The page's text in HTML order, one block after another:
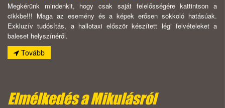
Megkérünk mindenkit, hogy csak saját felelősségére kattintson a
cikkbe!!! Maga az esemény és a képek erősen sokkoló hatásúak.
Exkluzív tudósítás, a hallotaxi először készített légi felvételeket a
baleset helyszínéről.
Tovább
Elmélkedés a Mikulásról